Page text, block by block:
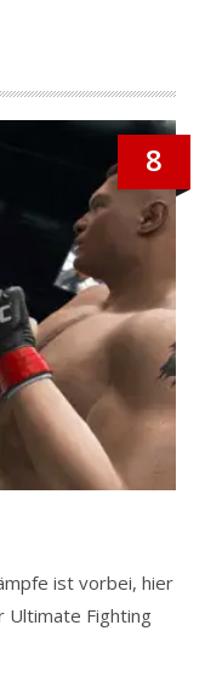
8
ist vorbei, hier
Ultimate Fighting